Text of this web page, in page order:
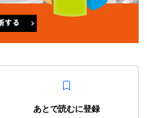
あとで読むに登録